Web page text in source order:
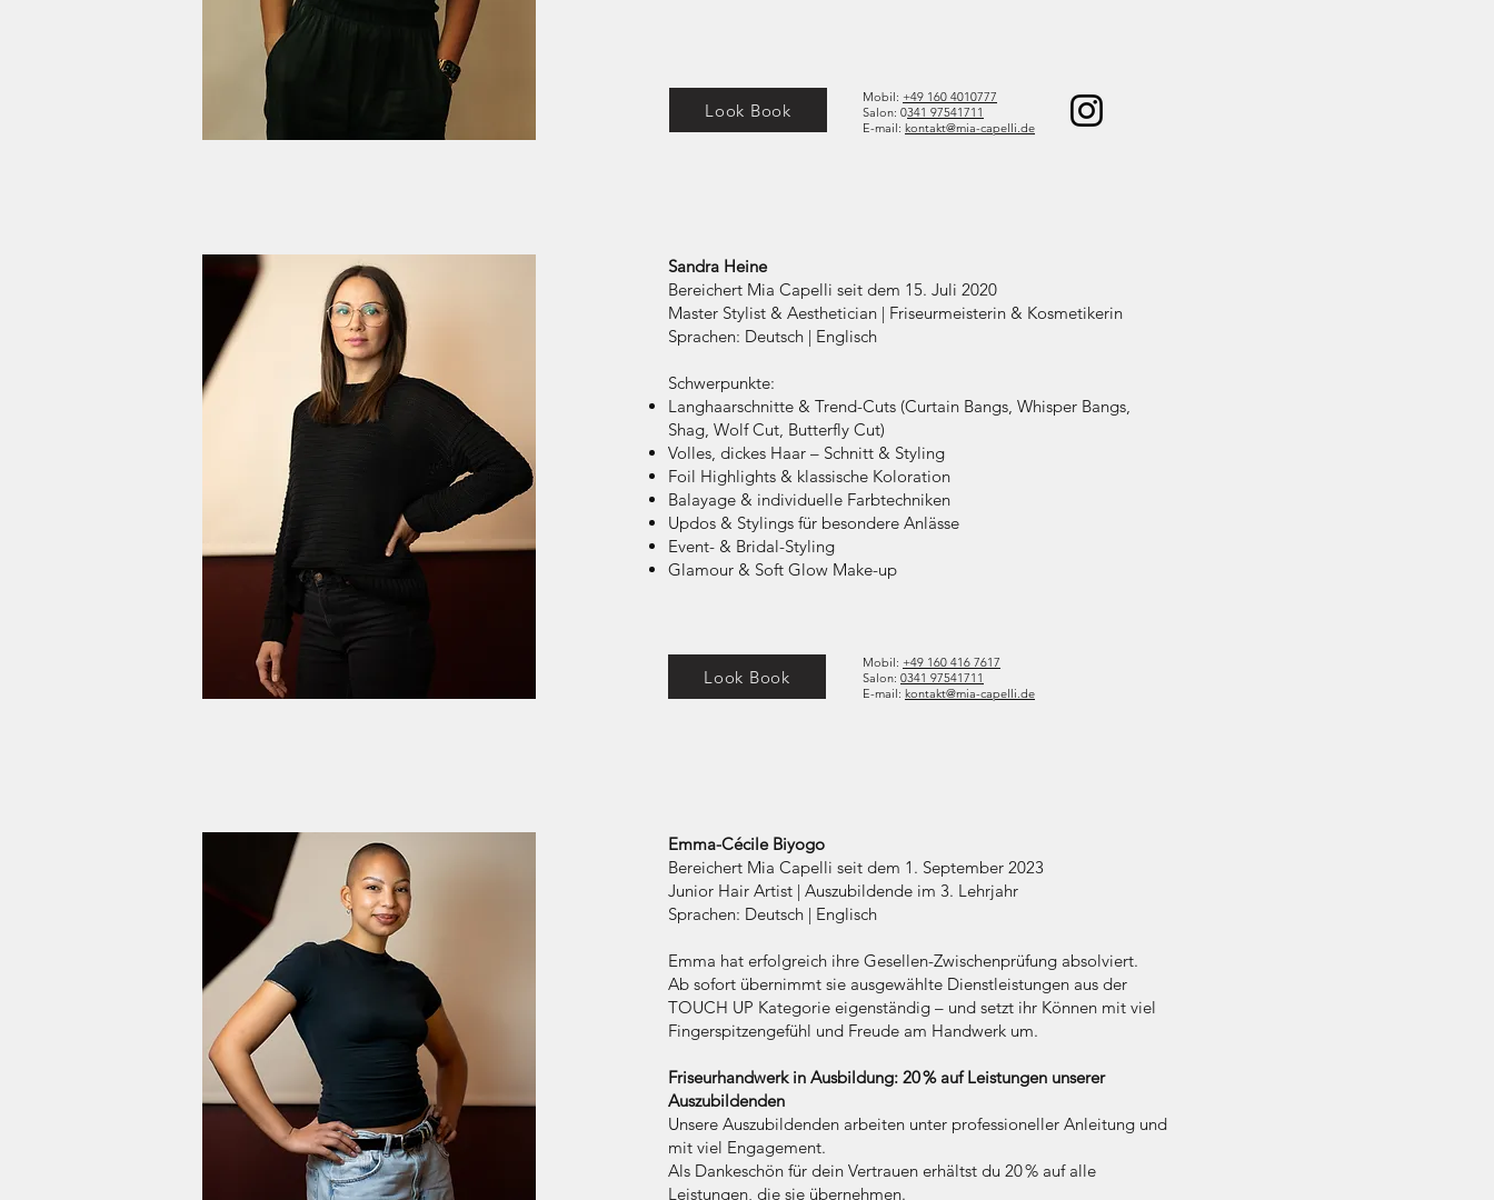
Look Book
Mobil: +49 160 4010777
Salon: 0341 97541711
E-mail: kontakt@mia-capelli.de
Sandra Heine
Bereichert Mia Capelli seit dem 15. Juli 2020
Master Stylist & Aesthetician | Friseurmeisterin & Kosmetikerin
Sprachen: Deutsch | Englisch
Schwerpunkte:
Langhaarschnitte & Trend-Cuts (Curtain Bangs, Whisper Bangs,
Shag, Wolf Cut, Butterfly Cut)
Volles, dickes Haar – Schnitt & Styling
Foil Highlights & klassische Koloration
Balayage & individuelle Farbtechniken
Updos & Stylings für besondere Anlässe
Event- & Bridal-Styling
Glamour & Soft Glow Make-up
Look Book
Mobil: +49 160 416 7617
Salon: 0341 97541711
E-mail: kontakt@mia-capelli.de
Emma-Cécile Biyogo
Bereichert Mia Capelli seit dem 1. September 2023
Junior Hair Artist | Auszubildende im 3. Lehrjahr
Sprachen: Deutsch | Englisch
Emma hat erfolgreich ihre Gesellen-Zwischenprüfung absolviert.
Ab sofort übernimmt sie ausgewählte Dienstleistungen aus der
TOUCH UP Kategorie eigenständig – und setzt ihr Können mit viel
Fingerspitzengefühl und Freude am Handwerk um.
Friseurhandwerk in Ausbildung: 20 % auf Leistungen unserer
Auszubildenden
Unsere Auszubildenden arbeiten unter professioneller Anleitung und
mit viel Engagement.
Als Dankeschön für dein Vertrauen erhältst du 20 % auf alle
Leistungen, die sie übernehmen.